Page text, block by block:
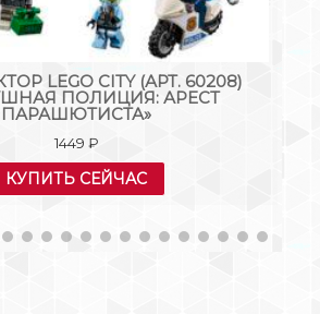
LEGO CITY (АРТ. 60208)
ПОЛИЦИЯ: АРЕСТ
ПАРАШЮТИСТА»
1449 ₽
КУПИТЬ СЕЙЧАС